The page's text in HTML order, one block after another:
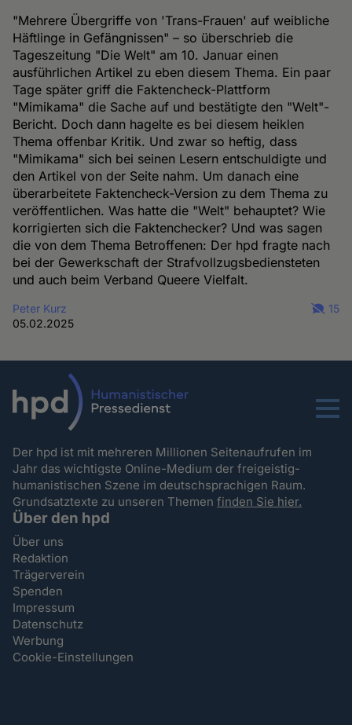
"Mehrere Übergriffe von 'Trans-Frauen' auf weibliche
Häftlinge in Gefängnissen" – so überschrieb die
Tageszeitung "Die Welt" am 10. Januar einen
ausführlichen Artikel zu eben diesem Thema. Ein paar
Tage später griff die Faktencheck-Plattform
"Mimikama" die Sache auf und bestätigte den "Welt"-
Bericht. Doch dann hagelte es bei diesem heiklen
Thema offenbar Kritik. Und zwar so heftig, dass
"Mimikama" sich bei seinen Lesern entschuldigte und
den Artikel von der Seite nahm. Um danach eine
überarbeitete Faktencheck-Version zu dem Thema zu
veröffentlichen. Was hatte die "Welt" behauptet? Wie
korrigierten sich die Faktenchecker? Und was sagen
die von dem Thema Betroffenen: Der hpd fragte nach
bei der Gewerkschaft der Strafvollzugsbediensteten
und auch beim Verband Queere Vielfalt.
Peter Kurz
05.02.2025
15
Menu
Der hpd ist mit mehreren Millionen Seitenaufrufen im
Jahr das wichtigste Online-Medium der freigeistig-
humanistischen Szene im deutschsprachigen Raum.
Grundsatztexte zu unseren Themenfinden Sie hier.
Über den hpd
Über uns
Redaktion
Trägerverein
Spenden
Impressum
Datenschutz
Werbung
Cookie-Einstellungen